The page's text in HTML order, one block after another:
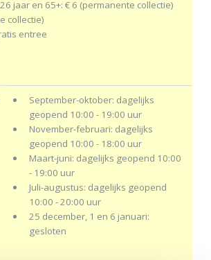
jaar en 65+: € 6 (permanente collectie)
collectie)
entree
September-oktober: dagelijks
geopend 10:00 - 19:00 uur
November-februari: dagelijks
geopend 10:00 - 18:00 uur
Maart-juni: dagelijks geopend 10:00
- 19:00 uur
Juli-augustus: dagelijks geopend
10:00 - 20:00 uur
25 december, 1 en 6 januari:
gesloten